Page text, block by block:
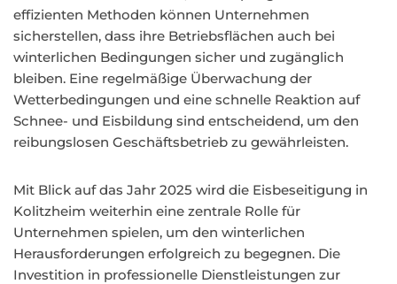
effizienten Methoden können Unternehmen
sicherstellen, dass ihre Betriebsflächen auch bei
winterlichen Bedingungen sicher und zugänglich
bleiben. Eine regelmäßige Überwachung der
Wetterbedingungen und eine schnelle Reaktion auf
Schnee- und Eisbildung sind entscheidend, um den
reibungslosen Geschäftsbetrieb zu gewährleisten.
Mit Blick auf das Jahr 2025 wird die Eisbeseitigung in
Kolitzheim weiterhin eine zentrale Rolle für
Unternehmen spielen, um den winterlichen
Herausforderungen erfolgreich zu begegnen. Die
Investition in professionelle Dienstleistungen zur